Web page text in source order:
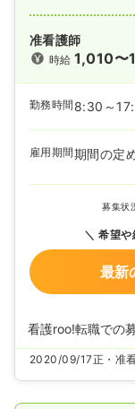
准看護師
時給1,010〜
勤務時間 8:30～
雇用期間期間の定
募集状
希望や
最新
看護roo!転職での
2020/09/17正・准